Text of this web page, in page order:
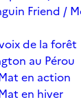
Friend /
de la forêt
au Pérou
en action
en hiver